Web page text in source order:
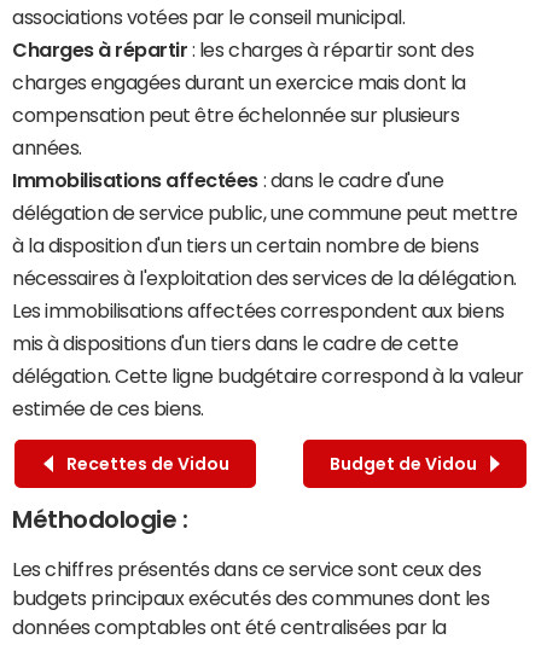
associations votées par le conseil municipal.
Charges à répartir : les charges à répartir sont des
charges engagées durant un exercice mais dont la
compensation peut être échelonnée sur plusieurs
années.
Immobilisations affectées : dans le cadre d'une
délégation de service public, une commune peut mettre
à la disposition d'un tiers un certain nombre de biens
nécessaires à l'exploitation des services de la délégation.
Les immobilisations affectées correspondent aux biens
mis à dispositions d'un tiers dans le cadre de cette
délégation. Cette ligne budgétaire correspond à la valeur
estimée de ces biens.
Recettes de Vidou Budget de Vidou
Méthodologie :
Les chiffres présentés dans ce service sont ceux des
budgets principaux exécutés des communes dont les
données comptables ont été centralisées par la